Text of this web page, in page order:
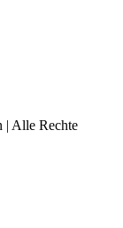
| Alle Rechte